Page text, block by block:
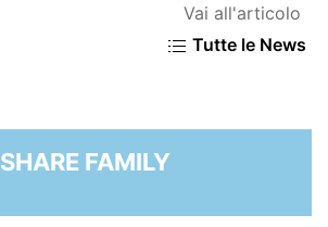
Vai all'articolo
Tutte le News
SHARE FAMILY